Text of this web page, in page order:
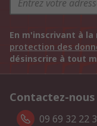
En m'inscrivant à
protection des
désinscrire à tout
Contactez-nous
09 69 32 22